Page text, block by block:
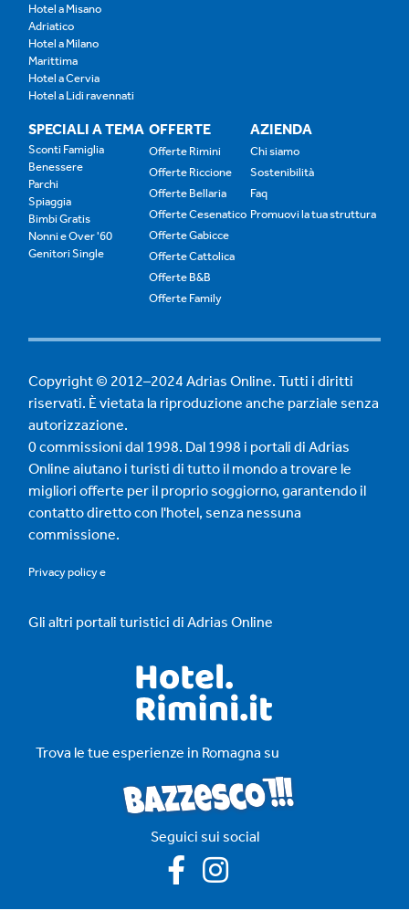
Hotel a Misano
Adriatico
Hotel a Milano
Marittima
Hotel a Cervia
Hotel a Lidi ravennati
SPECIALI A TEMA
Sconti Famiglia
Benessere
Parchi
Spiaggia
Bimbi Gratis
Nonni e Over '60
Genitori Single
OFFERTE
Offerte Rimini
Offerte Riccione
Offerte Bellaria
Offerte Cesenatico
Offerte Gabicce
Offerte Cattolica
Offerte B&B
Offerte Family
AZIENDA
Chi siamo
Sostenibilità
Faq
Promuovi la tua struttura
Copyright © 2012–2024 Adrias Online. Tutti i diritti
riservati. È vietata la riproduzione anche parziale senza
autorizzazione.
0 commissioni dal 1998. Dal 1998 i portali di Adrias
Online aiutano i turisti di tutto il mondo a trovare le
migliori offerte per il proprio soggiorno, garantendo il
contatto diretto con l'hotel, senza nessuna
commissione.
Privacy policye
Gli altri portali turistici di Adrias Online
Trova le tue esperienze in Romagna su
Seguici sui social